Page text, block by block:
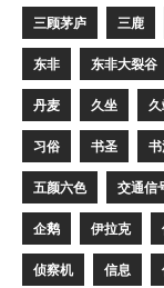
三顾茅庐 三鹿
东非 东非大裂谷
丹麦 久坐
习俗 书圣
五颜六色 交通信
企鹅 伊拉克
侦察机 信息